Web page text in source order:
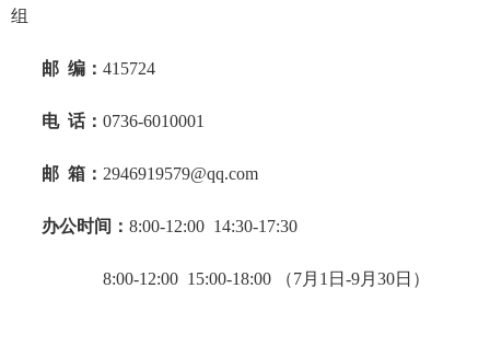
组
邮 编： 415724
电话： 0736-6010001
邮 箱： 2946919579@qq.com
办公时间： 8:00-12:00 14:30-17:30
8:00-12:00 15:00-18:00 （7月1日-9月30日）